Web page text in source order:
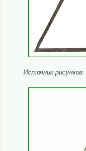
Источник рисунков: